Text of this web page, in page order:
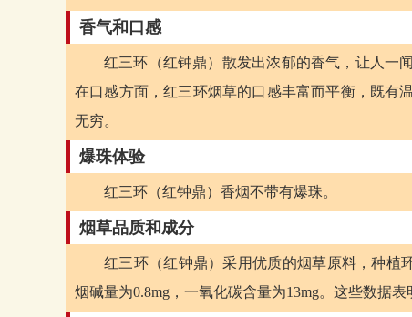
香气和口感
红三环（红钟鼎）散发出浓郁的香气，让人一
在口感方面，红三环烟草的口感丰富而平衡，既有
无穷。
爆珠体验
红三环（红钟鼎）香烟不带有爆珠。
烟草品质和成分
红三环（红钟鼎）采用优质的烟草原料，种植
烟碱量为0.8mg，一氧化碳含量为13mg。这些数据